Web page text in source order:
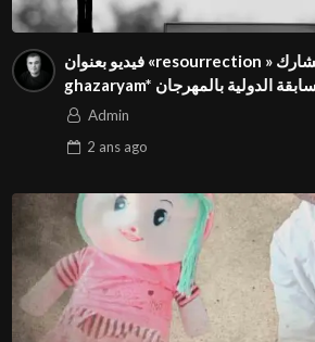
فيديو بعنوان «resourrection » للمشارك * garush
ghazaryam* من ارمانيا في المسابقة الدولية بالمهرجان
Admin
2 ansago